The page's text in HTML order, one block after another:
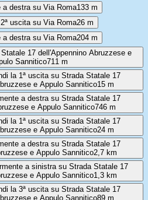
a destra su Via Roma133 m
uscita su Via Roma26 m
a destra su Via Roma204 m
17 dell'Appennino Abruzzese e
Sannitico711 m
la 1ª uscita su Strada Statale 17
e Appulo Sannitico15 m
a destra su Strada Statale 17
e Appulo Sannitico746 m
la 1ª uscita su Strada Statale 17
e Appulo Sannitico24 m
a destra su Strada Statale 17
e Appulo Sannitico2,7 km
a sinistra su Strada Statale 17
e Appulo Sannitico1,3 km
la 3ª uscita su Strada Statale 17
e Appulo Sannitico89 m